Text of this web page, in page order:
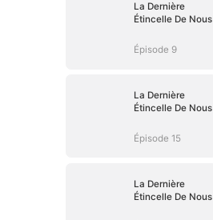
La Dernière
Étincelle De Nous
Épisode 9
La Dernière
Étincelle De Nous
Épisode 15
La Dernière
Étincelle De Nous